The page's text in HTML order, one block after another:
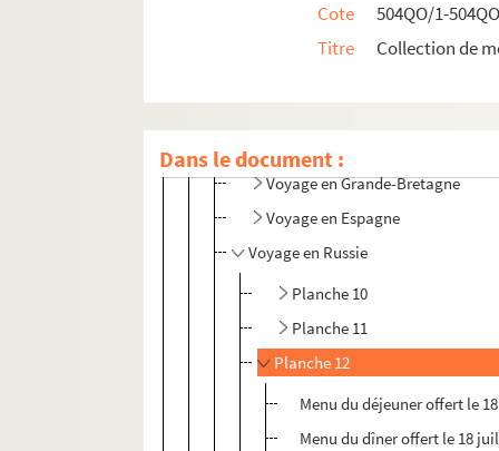
Cote
504QO/1-
Titre
Collection de
Dans le document :
504QO/11. Présidents Félix Faure,
504QO/13. Présidents Raymond
Voyage en Russie
Voyage en Grande-Bretagne
Voyage en Espagne
Voyage en Russie
Planche 10
Planche 11
Planche 12
Menu du déjeuner offert le
Menu du dîner offert le 18